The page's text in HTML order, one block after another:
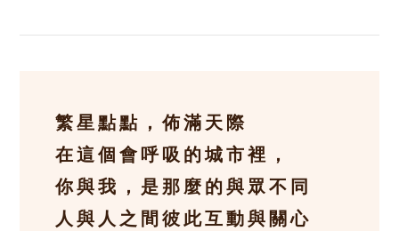
繁星點點，佈滿天際
在這個會呼吸的城市裡，
你與我，是那麼的與眾不同
人與人之間彼此互動與關心